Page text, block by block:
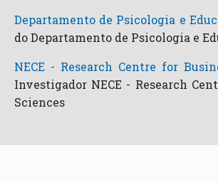
Departamento de Psicologia e
do Departamento de Psicologia e
NECE - Research Centre for
Investigador NECE - Research
Sciences